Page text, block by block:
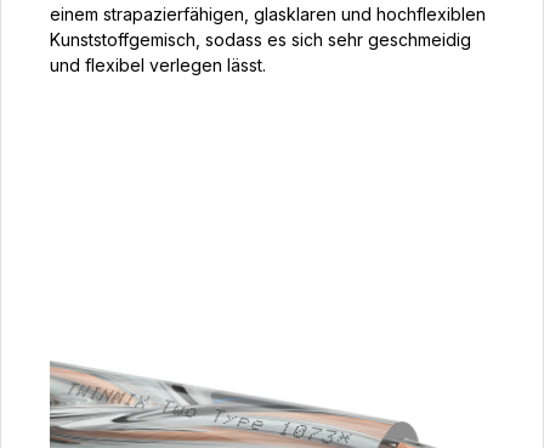
einem strapazierfähigen, glasklaren und hochflexiblen
Kunststoffgemisch, sodass es sich sehr geschmeidig
und flexibel verlegen lässt.